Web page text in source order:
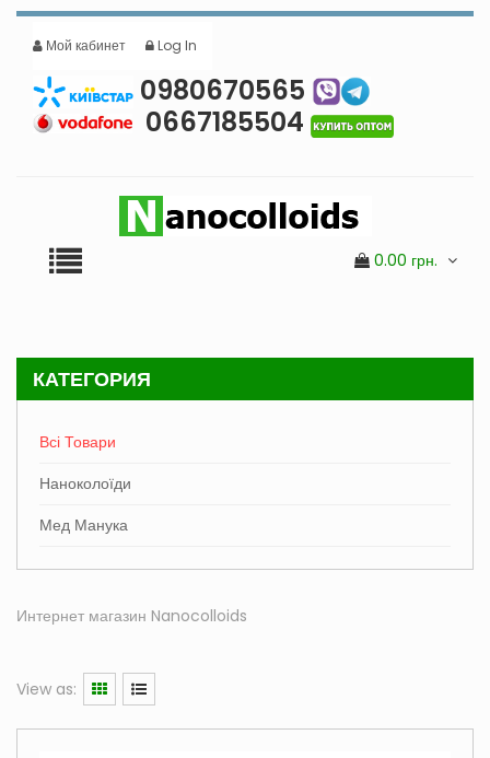
Мой кабинет Log In
0980670565
0667185504
0.00 грн.
КАТЕГОРИЯ
Всі Товари
Наноколоїди
Мед Манука
Интернет магазин Nanocolloids
View as: